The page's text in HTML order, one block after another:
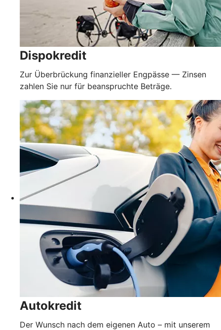
Dispokredit
Zur Überbrückung finanzieller Engpässe — Zinsen
zahlen Sie nur für beanspruchte Beträge.
Autokredit
Der Wunsch nach dem eigenen Auto – mit unserem